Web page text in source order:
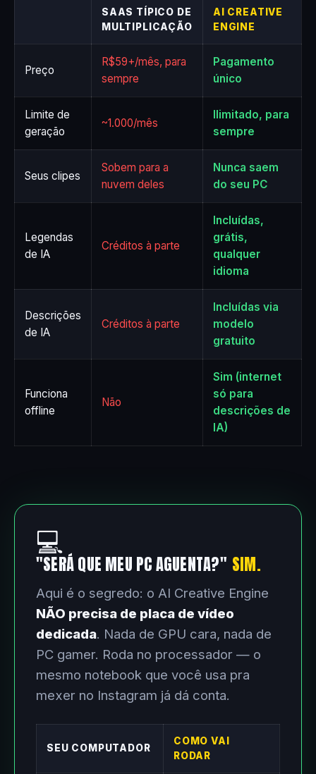
SAAS TÍPICO DE
MULTIPLICAÇÃO
AI CREATIVE
ENGINE
Preço
R$59+/mês, para
sempre
Pagamento
único
Limite de
geração
~1.000/mês
Ilimitado, para
sempre
Seus clipes
Sobem para a
nuvem deles
Nunca saem
do seu PC
Legendas
de IA
Créditos à parte
Incluídas,
grátis,
qualquer
idioma
Descrições
de IA
Créditos à parte
Incluídas via
modelo
gratuito
Funciona
offline
Não
Sim (internet
só para
descrições de
IA)
💻
"SERÁ QUE MEU PC AGUENTA?" SIM.
Aqui é o segredo: o AI Creative Engine
NÃO precisa de placa de vídeo
dedicada. Nada de GPU cara, nada de
PC gamer. Roda no processador — o
mesmo notebook que você usa pra
mexer no Instagram já dá conta.
SEU COMPUTADOR
COMO VAI
RODAR